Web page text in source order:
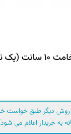
روش دیگر طبق خواست
به خریدار اعلام می